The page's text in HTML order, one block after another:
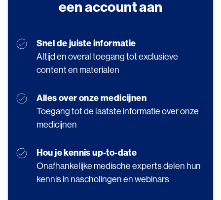
een account aan
Snel de juiste informatie
Altijd en overal toegang tot exclusieve
content en materialen
Alles over onze medicijnen
Toegang tot de laatste informatie over onze
medicijnen
Hou je kennis up-to-date
Onafhankelijke medische experts delen hun
kennis in nascholingen en webinars